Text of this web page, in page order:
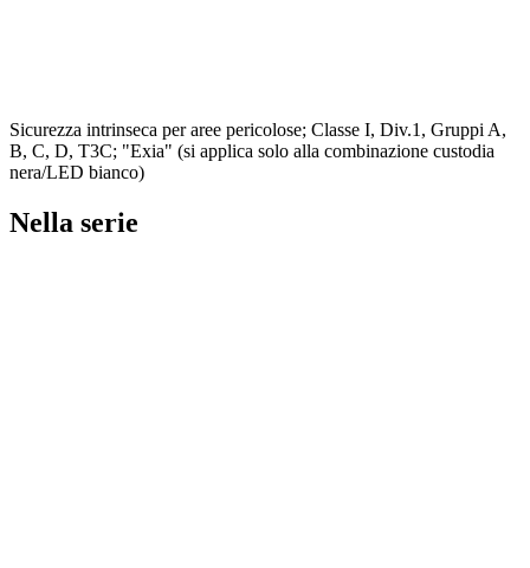
Sicurezza intrinseca per aree pericolose; Classe I, Div.1, Gruppi A,
B, C, D, T3C; "Exia" (si applica solo alla combinazione custodia
nera/LED bianco)
Nella serie